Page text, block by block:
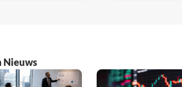
Nieuws